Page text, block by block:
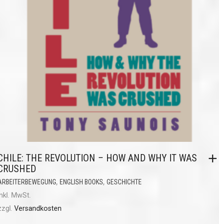
THE REVOLUTION – HOW AND WHY IT WAS
, ENGLISH BOOKS, GESCHICHTE
MwSt.
Versandkosten